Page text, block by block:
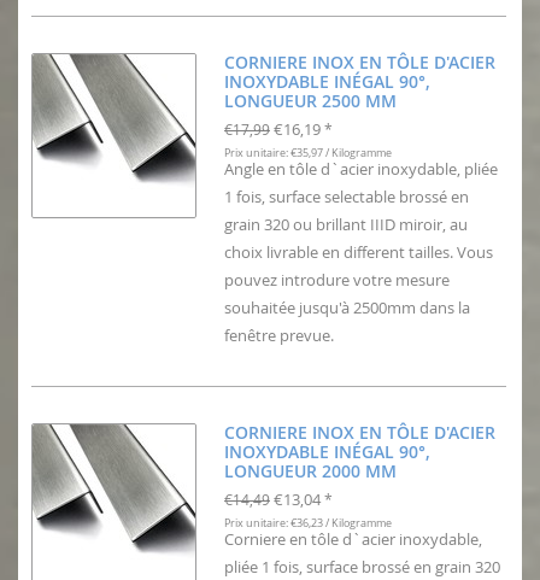
CORNIERE INOX EN TÔLE D'ACIER
INOXYDABLE INÉGAL 90°,
LONGUEUR 2500 MM
€17,99 €16,19 *
Prix unitaire: €35,97 / Kilogramme
Angle en tôle d`acier inoxydable, pliée
1 fois, surface selectable brossé en
grain 320 ou brillant IIID miroir, au
choix livrable en different tailles. Vous
pouvez introdure votre mesure
souhaitée jusqu'à 2500mm dans la
fenêtre prevue.
CORNIERE INOX EN TÔLE D'ACIER
INOXYDABLE INÉGAL 90°,
LONGUEUR 2000 MM
€14,49 €13,04 *
Prix unitaire: €36,23 / Kilogramme
Corniere en tôle d`acier inoxydable,
pliée 1 fois, surface brossé en grain 320